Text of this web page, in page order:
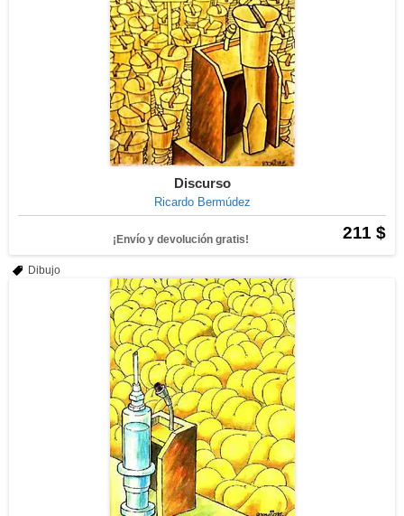
Discurso
Ricardo Bermúdez
211 $
¡Envío y devolución gratis!
Dibujo